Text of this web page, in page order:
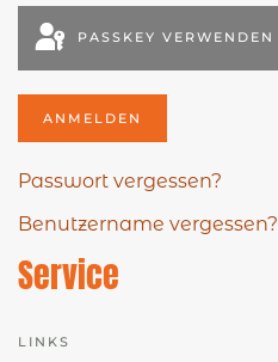
PASSKEY VERWENDEN
ANMELDEN
Passwort vergessen?
Benutzername vergessen?
Service
LINKS